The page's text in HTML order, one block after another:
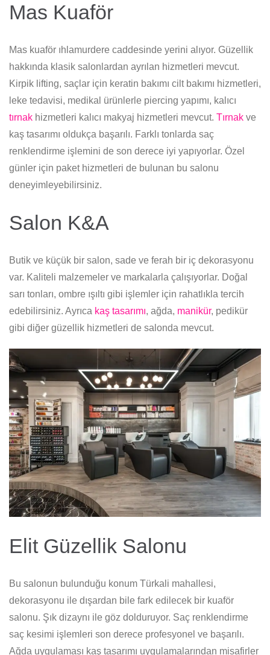
Mas Kuaför
Mas kuaför ıhlamurdere caddesinde yerini alıyor. Güzellik
hakkında klasik salonlardan ayrılan hizmetleri mevcut.
Kirpik lifting, saçlar için keratin bakımı cilt bakımı hizmetleri,
leke tedavisi, medikal ürünlerle piercing yapımı, kalıcı
tırnak hizmetleri kalıcı makyaj hizmetleri mevcut. Tırnak ve
kaş tasarımı oldukça başarılı. Farklı tonlarda saç
renklendirme işlemini de son derece iyi yapıyorlar. Özel
günler için paket hizmetleri de bulunan bu salonu
deneyimleyebilirsiniz.
Salon K&A
Butik ve küçük bir salon, sade ve ferah bir iç dekorasyonu
var. Kaliteli malzemeler ve markalarla çalışıyorlar. Doğal
sarı tonları, ombre ışıltı gibi işlemler için rahatlıkla tercih
edebilirsiniz. Ayrıca kaş tasarımı, ağda, manikür, pedikür
gibi diğer güzellik hizmetleri de salonda mevcut.
Elit Güzellik Salonu
Bu salonun bulunduğu konum Türkali mahallesi,
dekorasyonu ile dışardan bile fark edilecek bir kuaför
salonu. Şık dizaynı ile göz dolduruyor. Saç renklendirme
saç kesimi işlemleri son derece profesyonel ve başarılı.
Ağda uygulaması kaş tasarımı uygulamalarından misafirler